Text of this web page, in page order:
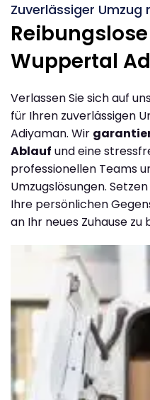
Zuverlässiger Umzug
Wuppertal
Verlassen Sie sich auf
für Ihren zuverlässigen
Adiyaman. Wir
Ablauf und eine
professionellen Teams
Umzugslösungen.
Ihre persönlichen
an Ihr neues Zuhause zu